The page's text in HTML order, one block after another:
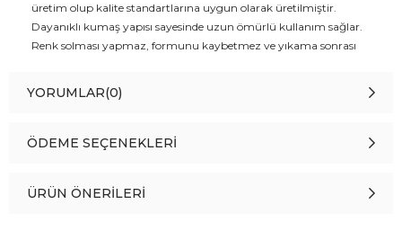
üretim olup kalite standartlarına uygun olarak üretilmiştir.
Dayanıklı kumaş yapısı sayesinde uzun ömürlü kullanım sağlar.
Renk solması yapmaz, formunu kaybetmez ve yıkama sonrası
YORUMLAR(0)
ÖDEME SEÇENEKLERI
ÜRÜN ÖNERILERI